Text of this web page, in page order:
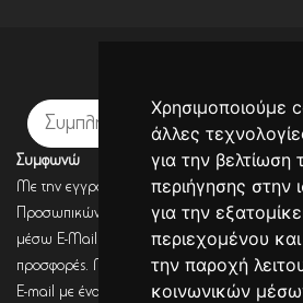
Χρησιμοποιούμε
άλλες
για την βελτίωση
περιήγησης στην
για την
περιεχομένου
την παροχή
κοινωνικών
Συμφωνώ
Με την εγγραφή σου, συμφωνείς με την
Προσωπικών Δεδομένων και συμφωνείς πως
μέσω E-Mail να στέλνει πληροφορίες για
προσφορές. Μετά από έλεγχο από την
E-mail με ένα link επιβεβαίωσης (Double